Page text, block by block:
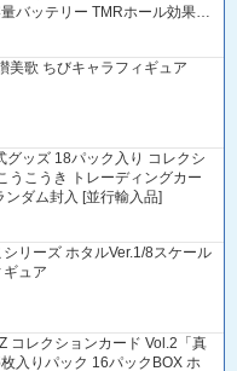
バッテリー TMRホール効果ス
ZZZコントローラー 追加ボタ
学式マイクロスイッチABXY
接続 ドリフト防止
美歌 ちびキャラフィギュア
グッズ 18パック入り コレクシ
うこうき トレーディングカー
ンダム封入 [並行輸入品]
リーズ ホタルVer.1/8スケール
ュア
コレクションカード Vol.2「真
入りパック 16パックBOX ホ